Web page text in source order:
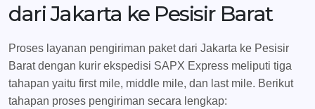
dari Jakarta ke Pesisir Barat
Proses layanan pengiriman paket dari Jakarta ke Pesisir
Barat dengan kurir ekspedisi SAPX Express meliputi tiga
tahapan yaitu first mile, middle mile, dan last mile. Berikut
tahapan proses pengiriman secara lengkap: